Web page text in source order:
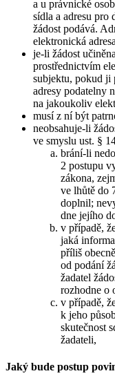
a u právnické
sídla a adresu pro
žádost podává.
elektronická
je-li žádost
prostřednictvím
subjektu, pokud ji
adresy podatelny
na jakoukoliv
musí z ní být
neobsahuje-li
ve smyslu ust. §
brání-li
2 postupu
zákona,
ve lhůtě do
doplnil;
dne jejího
v případě,
jaká
příliš
od podání
žadatel
rozhodne o
v případě,
k jeho
skutečnost
žadateli,
Jaký bude postup